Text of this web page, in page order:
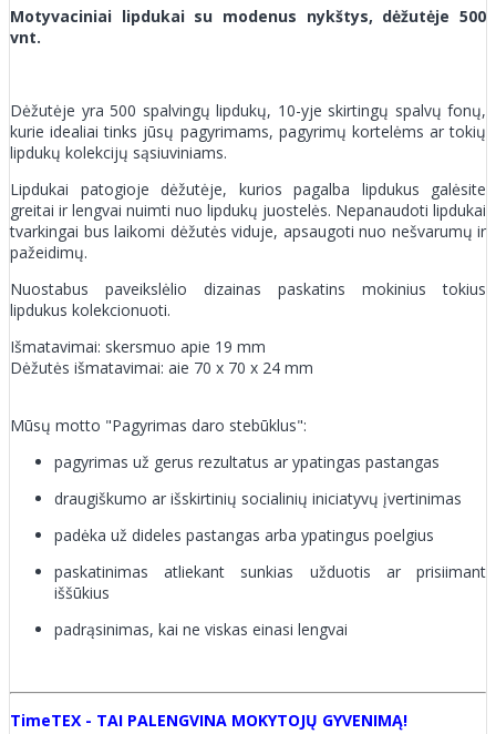
Motyvaciniai lipdukai su modenus nykštys, dėžutėje 500
vnt.
Dėžutėje yra 500 spalvingų lipdukų, 10-yje skirtingų spalvų fonų,
kurie idealiai tinks jūsų pagyrimams, pagyrimų kortelėms ar tokių
lipdukų kolekcijų sąsiuviniams.
Lipdukai patogioje dėžutėje, kurios pagalba lipdukus galėsite
greitai ir lengvai nuimti nuo lipdukų juostelės. Nepanaudoti lipdukai
tvarkingai bus laikomi dėžutės viduje, apsaugoti nuo nešvarumų ir
pažeidimų.
Nuostabus paveikslėlio dizainas paskatins mokinius tokius
lipdukus kolekcionuoti.
Išmatavimai: skersmuo apie 19 mm
Dėžutės išmatavimai: aie 70 x 70 x 24 mm
Mūsų motto "Pagyrimas daro stebūklus":
pagyrimas už gerus rezultatus ar ypatingas pastangas
draugiškumo ar išskirtinių socialinių iniciatyvų įvertinimas
padėka už dideles pastangas arba ypatingus poelgius
paskatinimas atliekant sunkias užduotis ar prisiimant
iššūkius
padrąsinimas, kai ne viskas einasi lengvai
TimeTEX - TAI PALENGVINA MOKYTOJŲ GYVENIMĄ!